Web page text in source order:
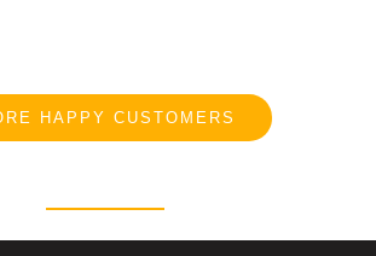
HAPPY CUSTOMERS